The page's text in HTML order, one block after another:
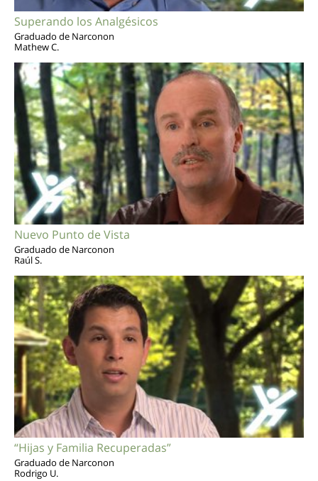
Superando los Analgésicos
Graduado de Narconon
Mathew C.
Nuevo Punto de Vista
Graduado de Narconon
Raúl S.
“Hijas y Familia Recuperadas”
Graduado de Narconon
Rodrigo U.